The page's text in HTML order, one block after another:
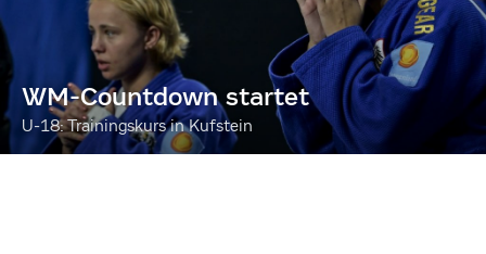
WM-Countdown startet
U-18: Trainingskurs in Kufstein